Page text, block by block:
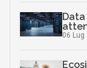
Data
06 Lug